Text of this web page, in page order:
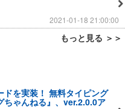
2021-01-18 21:00:00
もっと見る ＞＞
ドを実装！ 無料タイピング
ちゃんねる』、ver.2.0.0ア